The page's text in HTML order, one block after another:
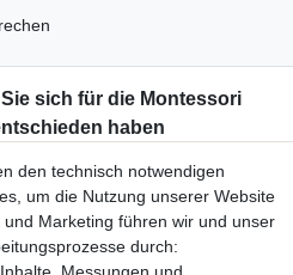
Materialien und
den technisch notwendigen
um die Nutzung unserer Website
Marketing führen wir und unser
durch: